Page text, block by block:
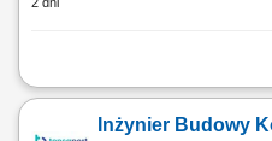
kompleksowe zarządzanie
organizacja pracy ekip
Inżynier Budowy